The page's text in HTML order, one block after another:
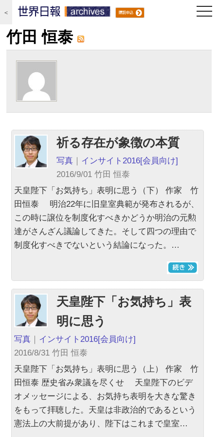
＜
竹田 恒泰
祈る存在が象徴の本質
写真 ｜ インサイト2016[会員向け]
2016/9/01 竹田 恒泰
天皇陛下「お気持ち」表明に思う（下） 作家 竹
田恒泰 明治22年に旧皇室典範が発布されるが、
この時に譲位を制度化すべきかどうか明治の元勲
達がさんざん議論してきた。そして四つの理由で
制度化すべきでないという結論になった。…
天皇陛下「お気持ち」表
明に思う
写真 ｜ インサイト2016[会員向け]
2016/8/31 竹田 恒泰
天皇陛下「お気持ち」表明に思う（上） 作家 竹
田恒泰 歴史省み衆議を尽くせ 天皇陛下のビデ
オメッセージによる、お気持ち表明を大きな驚き
をもって拝聴した。天皇は非政治的であるという
憲法上の大前提があり、陛下はこれまで皇室…